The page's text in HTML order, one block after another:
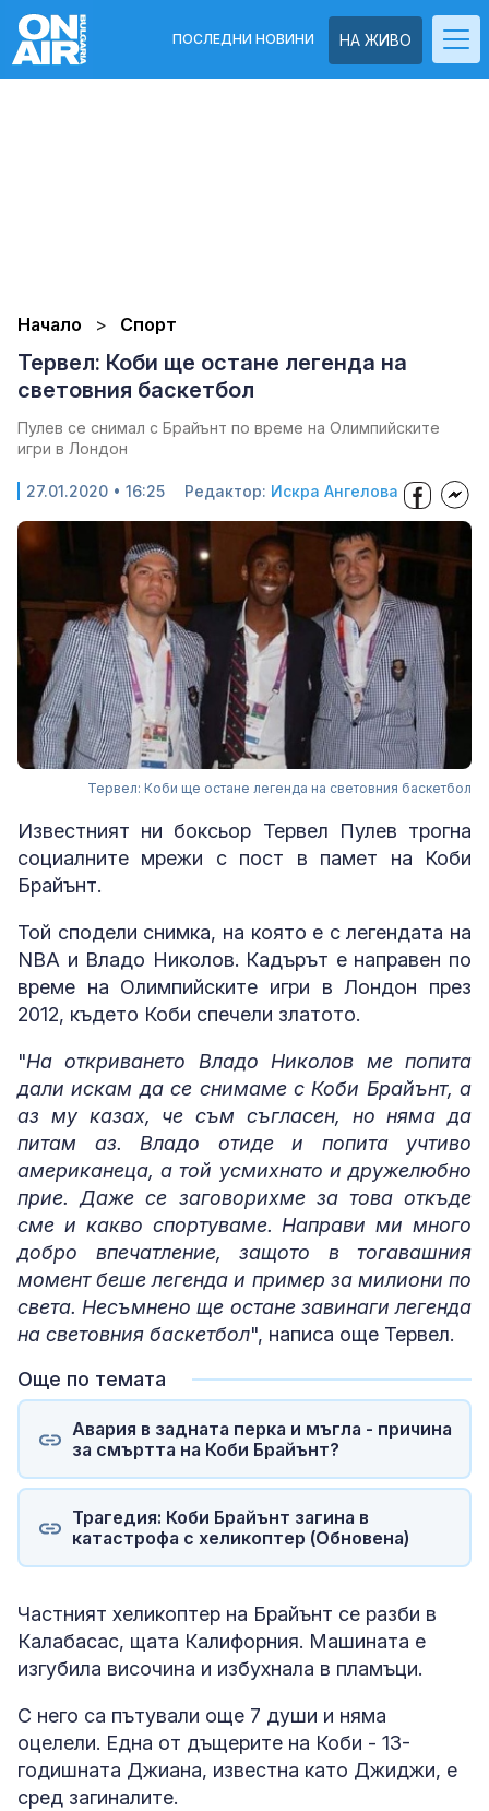
НА ЖИВО
ПОСЛЕДНИ НОВИНИ
Начало Спорт
Тервел: Коби ще остане легенда на
световния баскетбол
Пулев се снимал с Брайънт по време на Олимпийските
игри в Лондон
27.01.2020 • 16:25 Редактор: Искра Ангелова
Тервел: Коби ще остане легенда на световния баскетбол
Известният ни боксьор Тервел Пулев трогна
социалните мрежи с пост в памет на Коби
Брайънт.
Той сподели снимка, на която е с легендата на
NBA и Владо Николов. Кадърът е направен по
време на Олимпийските игри в Лондон през
2012, където Коби спечели златото.
"На откриването Владо Николов ме попита
дали искам да се снимаме с Коби Брайънт, а
аз му казах, че съм съгласен, но няма да
питам аз. Владо отиде и попита учтиво
американеца, а той усмихнато и дружелюбно
прие. Даже се заговорихме за това откъде
сме и какво спортуваме. Направи ми много
добро впечатление, защото в тогавашния
момент беше легенда и пример за милиони по
света. Несъмнено ще остане завинаги легенда
на световния баскетбол", написа още Тервел.
Още по темата
Авария в задната перка и мъгла - причина
за смъртта на Коби Брайънт?
Трагедия: Коби Брайънт загина в
катастрофа с хеликоптер (Обновена)
Частният хеликоптер на Брайънт се разби в
Калабасас, щата Калифорния. Машината е
изгубила височина и избухнала в пламъци.
С него са пътували още 7 души и няма
оцелели. Една от дъщерите на Коби - 13-
годишната Джиана, известна като Джиджи, е
сред загиналите.